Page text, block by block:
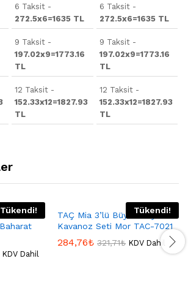
6 Taksit -
272.5x6=1635 TL
9 Taksit -
197.02x9=1773.16
TL
12 Taksit -
152.33x12=1827.93
TL
6 Taksit -
272.5x6=1635 TL
9 Taksit -
197.02x9=1773.16
TL
12 Taksit -
152.33x12=1827.93
TL
Tükendi!
Korkmaz
Baharat
KDV Dahil
Tükendi!
TAÇ Mia 3’lü Büyük Boy
Kavanoz Seti Mor TAC-7021
284,76₺ 321,71₺ KDV Dahil